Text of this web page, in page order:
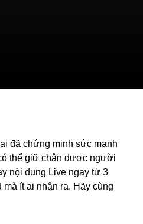
đã chứng minh sức mạnh
thể giữ chân được người
nội dung Live ngay từ 3
ít ai nhận ra. Hãy cùng